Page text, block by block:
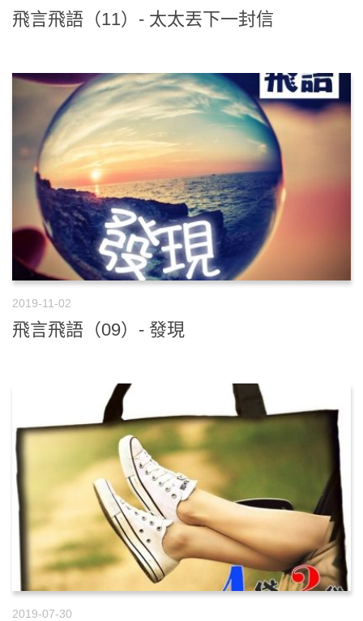
飛言飛語（11）- 太太丟下一封信
2019-11-02
飛言飛語（09）- 發現
2019-07-30